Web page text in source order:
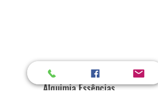
Alquimia Essências